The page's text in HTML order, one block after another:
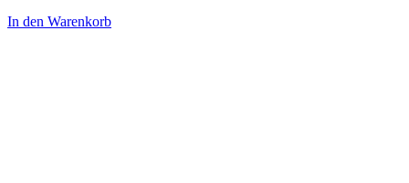
In den Warenkorb